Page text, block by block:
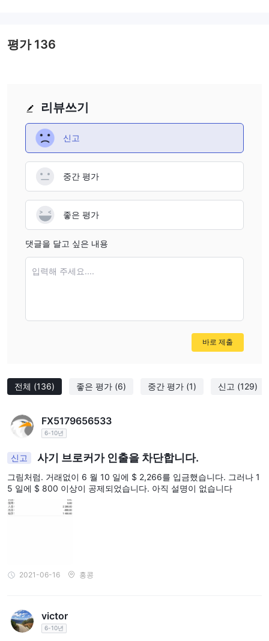
전체 (136) 좋은 평가 (6) 중간 평가 (1) 신고 (129)
FX5179656533
6-10년
신고 사기 브로커가 인출을 차단합니다.
그림처럼. 거래없이 6 월 10 일에 $ 2,266를 입금했습니다. 그러나 1
5 일에 $ 800 이상이 공제되었습니다. 아직 설명이 없습니다
2021-06-16 홍콩
victor
6-10년
리뷰쓰기
신고
중간 평가
좋은 평가
댓글을 달고 싶은 내용
입력해 주세요....
바로 제출
평가136